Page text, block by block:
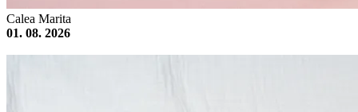
Calea Marita
01. 08. 2026